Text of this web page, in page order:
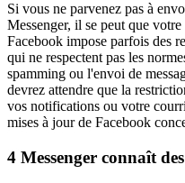
Si vous ne parvenez pas à
Messenger, il se peut que
Facebook impose parfois des
qui ne respectent pas les
spamming ou l'envoi de
devrez attendre que la
vos notifications ou votre
mises à jour de Facebook
4 Messenger connaît